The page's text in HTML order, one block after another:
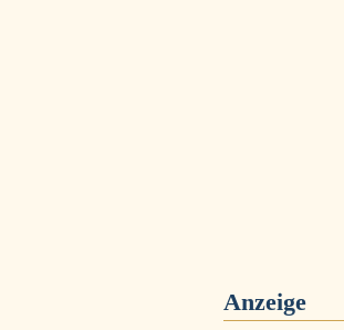
Anzeige